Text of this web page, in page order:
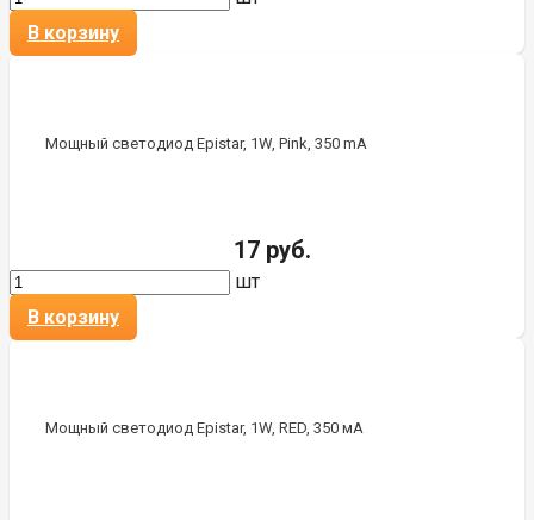
В корзину
Мощный светодиод Epistar, 1W, Pink, 350 mA
17 руб.
шт
В корзину
Мощный светодиод Epistar, 1W, RED, 350 мА